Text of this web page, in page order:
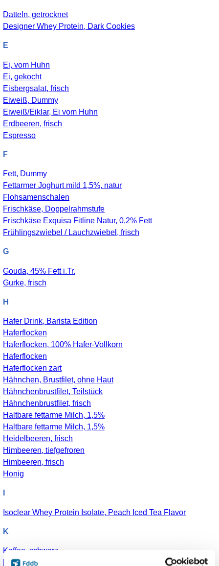
Datteln, getrocknet
Designer Whey Protein, Dark Cookies
E
Ei, vom Huhn
Ei, gekocht
Eisbergsalat, frisch
Eiweiß, Dummy
Eiweiß/Eiklar, Ei vom Huhn
Erdbeeren, frisch
Espresso
F
Fett, Dummy
Fettarmer Joghurt mild 1,5%, natur
Flohsamenschalen
Frischkäse, Doppelrahmstufe
Frischkäse Exquisa Fitline Natur, 0,2% Fett
Frühlingszwiebel / Lauchzwiebel, frisch
G
Gouda, 45% Fett i.Tr.
Gurke, frisch
H
Hafer Drink, Barista Edition
Haferflocken
Haferflocken, 100% Hafer-Vollkorn
Haferflocken
Haferflocken zart
Hähnchen, Brustfilet, ohne Haut
Hähnchenbrustfilet, Teilstück
Hähnchenbrustfilet, frisch
Haltbare fettarme Milch, 1,5%
Haltbare fettarme Milch, 1,5%
Heidelbeeren, frisch
Himbeeren, tiefgefroren
Himbeeren, frisch
Honig
Isoclear Whey Protein Isolate, Peach Iced Tea Flavor
K
Kaffee, schwarz
Kaffee, mit 3,5% Milch